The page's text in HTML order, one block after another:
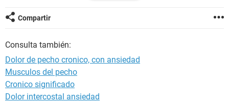
Compartir
Consulta también:
Dolor de pecho cronico, con ansiedad
Musculos del pecho
Cronico significado
Dolor intercostal ansiedad